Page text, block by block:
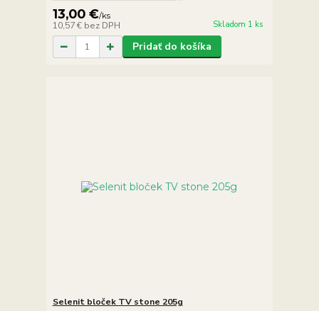
13,00 €/ks
10,57 € bez DPH Skladom 1 ks
Pridať do košíka
Selenit bloček TV stone 205g